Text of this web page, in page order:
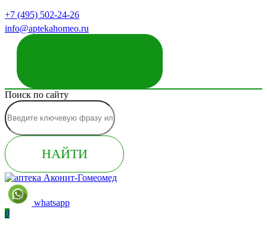
+7 (495) 502-24-26
info@aptekahomeo.ru
Поиск по сайту
НАЙТИ
whatsapp
0